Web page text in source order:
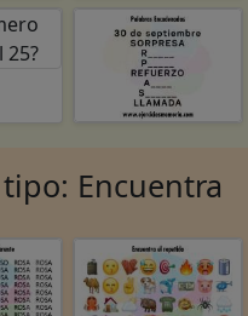
Encuentra